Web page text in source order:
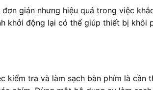
giản nhưng hiệu quả trong việc
khởi động lại có thể giúp thiết bị khôi
kiểm tra và làm sạch bàn phím là